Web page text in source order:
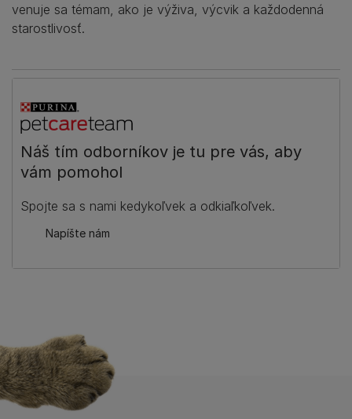
venuje sa témam, ako je výživa, výcvik a každodenná
starostlivosť.
Náš tím odborníkov je tu pre vás, aby
vám pomohol
Spojte sa s nami kedykoľvek a odkiaľkoľvek.
Napíšte nám